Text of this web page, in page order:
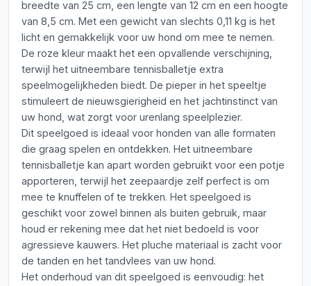
breedte van 25 cm, een lengte van 12 cm en een hoogte
van 8,5 cm. Met een gewicht van slechts 0,11 kg is het
licht en gemakkelijk voor uw hond om mee te nemen.
De roze kleur maakt het een opvallende verschijning,
terwijl het uitneembare tennisballetje extra
speelmogelijkheden biedt. De pieper in het speeltje
stimuleert de nieuwsgierigheid en het jachtinstinct van
uw hond, wat zorgt voor urenlang speelplezier.
Dit speelgoed is ideaal voor honden van alle formaten
die graag spelen en ontdekken. Het uitneembare
tennisballetje kan apart worden gebruikt voor een potje
apporteren, terwijl het zeepaardje zelf perfect is om
mee te knuffelen of te trekken. Het speelgoed is
geschikt voor zowel binnen als buiten gebruik, maar
houd er rekening mee dat het niet bedoeld is voor
agressieve kauwers. Het pluche materiaal is zacht voor
de tanden en het tandvlees van uw hond.
Het onderhoud van dit speelgoed is eenvoudig: het